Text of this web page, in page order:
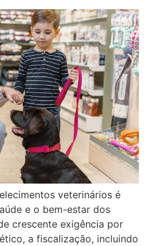
veterinários é
e o bem-estar dos
crescente exigência por
a fiscalização, incluindo